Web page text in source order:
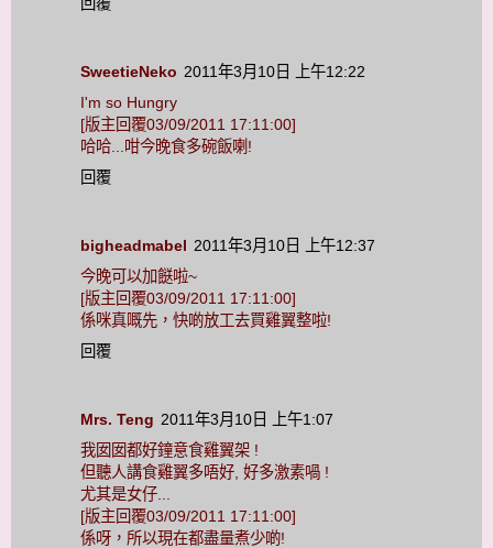
SweetieNeko 2011年3月10日 上午12:22
I'm so Hungry
[版主回覆03/09/2011 17:11:00]
哈哈...咁今晚食多碗飯喇!
回覆
bigheadmabel 2011年3月10日 上午12:37
今晚可以加餸啦~
[版主回覆03/09/2011 17:11:00]
係咪真嘅先，快啲放工去買雞翼整啦!
回覆
Mrs. Teng 2011年3月10日 上午1:07
我囡囡都好鐘意食雞翼架 !
但聽人講食雞翼多唔好, 好多激素喎 !
尤其是女仔...
[版主回覆03/09/2011 17:11:00]
係呀，所以現在都盡量煮少啲!